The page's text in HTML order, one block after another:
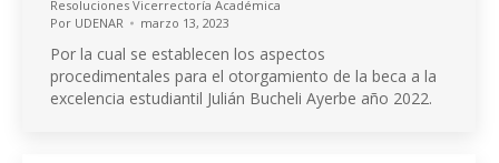
Resoluciones Vicerrectoría Académica
Por UDENAR marzo 13, 2023
Por la cual se establecen los aspectos
procedimentales para el otorgamiento de la beca a la
excelencia estudiantil Julián Bucheli Ayerbe año 2022.